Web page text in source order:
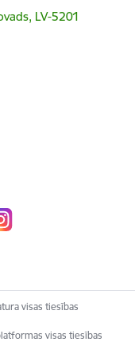
LV-5201
visas tiesības
visas tiesības